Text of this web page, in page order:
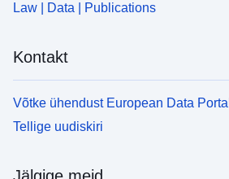
uriRef:
Law | Data | Publications
Kontakt
Võtke ühendust European Data
Tellige uudiskiri